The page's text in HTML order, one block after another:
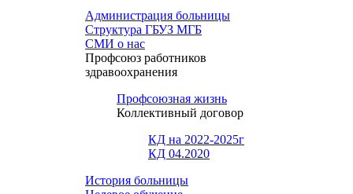
Администрация больницы
Структура ГБУЗ МГБ
СМИ о нас
Профсоюз работников
здравоохранения
Профсоюзная жизнь
Коллективный договор
КД на 2022-2025г
КД 04.2020
История больницы